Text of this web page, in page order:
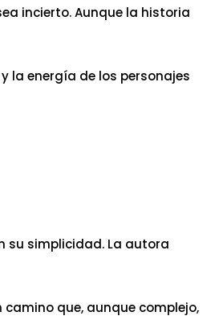
incierto. Aunque la historia
la energía de los personajes
su simplicidad. La autora
que, aunque complejo,